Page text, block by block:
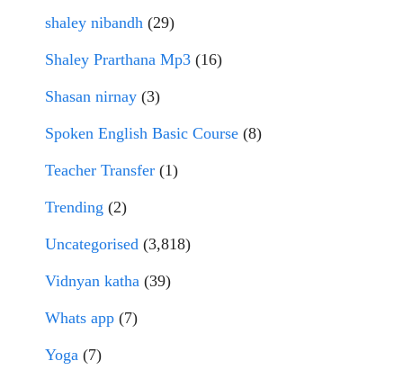
shaley nibandh (29)
Shaley Prarthana Mp3 (16)
Shasan nirnay (3)
Spoken English Basic Course (8)
Teacher Transfer (1)
Trending (2)
Uncategorised (3,818)
Vidnyan katha (39)
Whats app (7)
Yoga (7)